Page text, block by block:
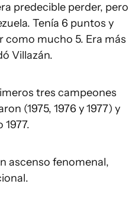
predecible perder, pero
Tenía 6 puntos y
mucho 5. Era más
Villazán.
tres campeones
(1975, 1976 y 1977) y
ascenso fenomenal,